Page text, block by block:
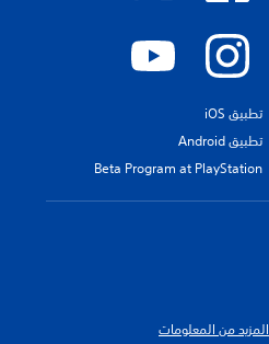
تطبيق iOS
تطبيق Android
Beta Program at PlayStation
المزيد من المعلومات